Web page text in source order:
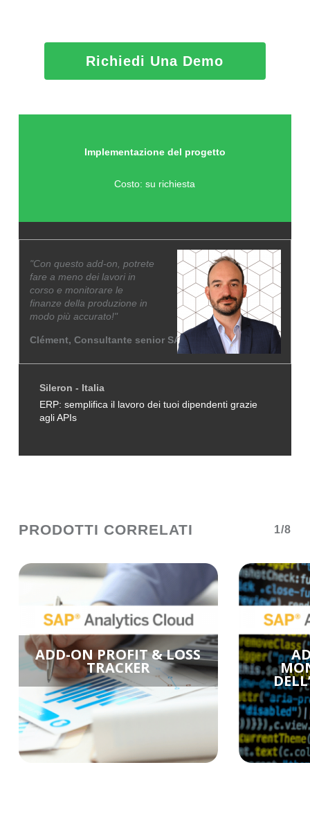
Richiedi Una Demo
Implementazione del progetto
Costo: su richiesta
"Con questo add-on, potrete
fare a meno dei lavori in
corso e monitorare le
finanze della produzione in
modo più accurato!"
Clément, Consultante senior SAP
Sileron - Italia
ERP: semplifica il lavoro dei tuoi dipendenti grazie
agli APIs
PRODOTTI CORRELATI 1/8
ADD-ON PROFIT & LOSS
TRACKER